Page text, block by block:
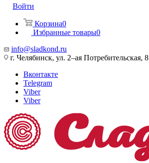
Войти
Корзина0
Избранные товары0
info@sladkond.ru
г. Челябинск, ул. 2–ая Потребительская, 8
Вконтакте
Telegram
Viber
Viber